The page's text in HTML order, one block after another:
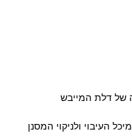
של דלת המייבש
מיכל העיבוי ולניקוי המסנן